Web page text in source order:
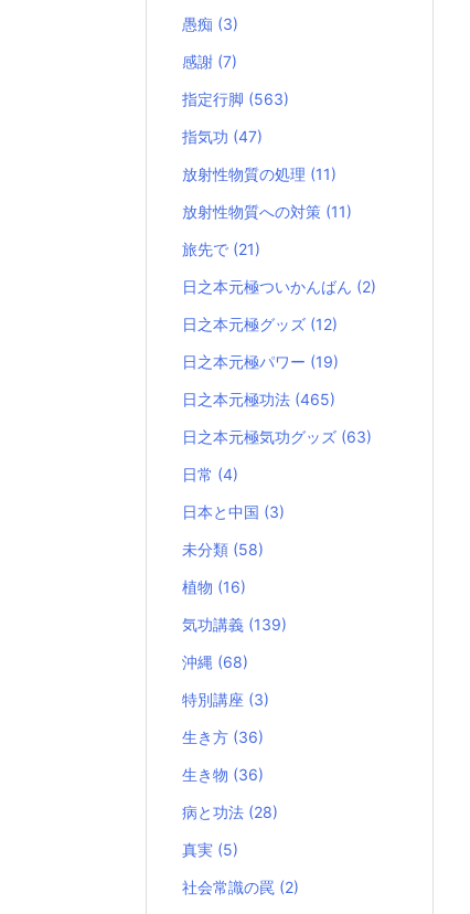
愚痴 (3)
感謝 (7)
指定行脚 (563)
指気功 (47)
放射性物質の処理 (11)
放射性物質への対策 (11)
旅先で (21)
日之本元極ついかんばん (2)
日之本元極グッズ (12)
日之本元極パワー (19)
日之本元極功法 (465)
日之本元極気功グッズ (63)
日常 (4)
日本と中国 (3)
未分類 (58)
植物 (16)
気功講義 (139)
沖縄 (68)
特別講座 (3)
生き方 (36)
生き物 (36)
病と功法 (28)
真実 (5)
社会常識の罠 (2)